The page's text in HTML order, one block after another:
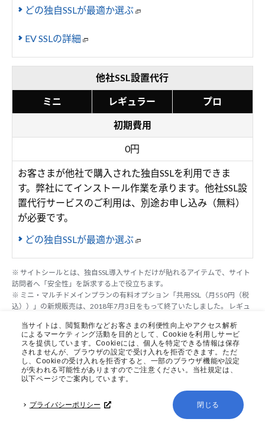
当サイトは、閲覧動作などお客さまの利便性向上やアクセス解析
によるマーケティング活動を目的として、Cookieを利用しサービ
スを提供しています。Cookieには、個人を特定できる情報は保存
されませんが、ブラウザの設定で受け入れを拒否できます。ただ
し、Cookieの受け入れを拒否すると、一部のブラウザ機能や設定
が失われる可能性がありますのでご注意ください。当社規定は、
以下ページでご案内しています。
プライバシーポリシー 閉じる
どの独自SSLが最適か選ぶ
EV SSLの詳細
他社SSL設置代行
ミニ レギュラー プロ
初期費用
0円
お客さまが他社で購入された独自SSLを利用できま
す。弊社にてインストール作業を承ります。他社SSL設
置代行サービスのご利用は、別途お申し込み（無料）
が必要です。
どの独自SSLが最適か選ぶ
※ サイトシールとは、独自SSL導入サイトだけが貼れるアイテムで、サイト
訪問者へ「安全性」を訴求する上で役立ちます。
※ ミニ・マルチドメインプランの有料オプション「共用SSL（月550円（税
込））」の新規販売は、2018年7月3日をもって終了いたしました。 レギュ
※1 Netcraft社による「SSL Survey」調べ
メール関連 機能を確認する
※ 表示金額はすべて税込みです。